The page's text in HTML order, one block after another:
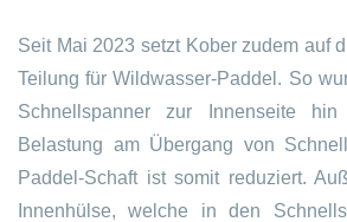
Seit Mai 2023 setzt Kober zudem auf
Teilung für Wildwasser-Paddel. So
Schnellspanner zur Innenseite
Belastung am Übergang von
Paddel-Schaft ist somit reduziert.
Innenhülse, welche in den